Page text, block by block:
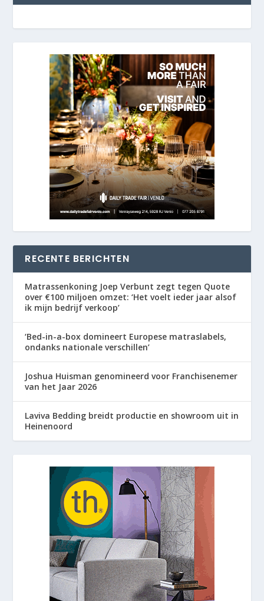
RECENTE BERICHTEN
Matrassenkoning Joep Verbunt zegt tegen Quote
over €100 miljoen omzet: ‘Het voelt ieder jaar alsof
ik mijn bedrijf verkoop’
‘Bed-in-a-box domineert Europese matraslabels,
ondanks nationale verschillen’
Joshua Huisman genomineerd voor Franchisenemer
van het Jaar 2026
Laviva Bedding breidt productie en showroom uit in
Heinenoord